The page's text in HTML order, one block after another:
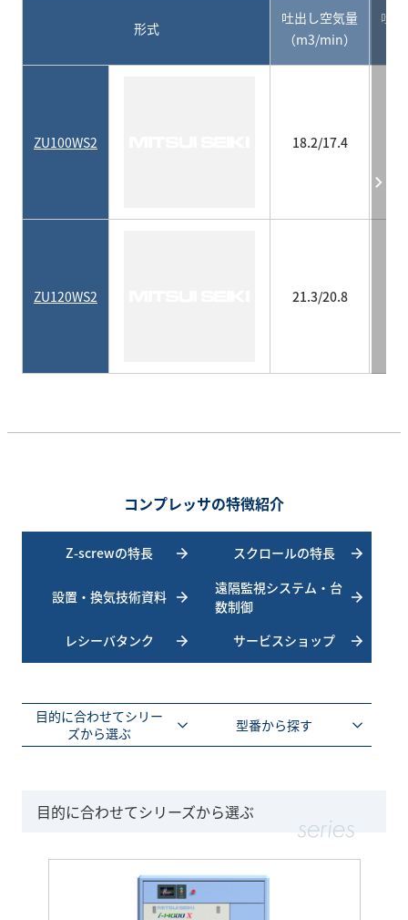
形式
吐出し空気量
（m3/min）
吐
ZU100WS2 18.2/17.4
ZU120WS2 21.3/20.8
コンプレッサの特徴紹介
Z-screwの特長 スクロールの特長
設置・換気技術資料
遠隔監視システム・台
数制御
レシーバタンク
サービスショップ
目的に合わせてシリー
ズから選ぶ
型番から探す
目的に合わせてシリーズから選ぶ